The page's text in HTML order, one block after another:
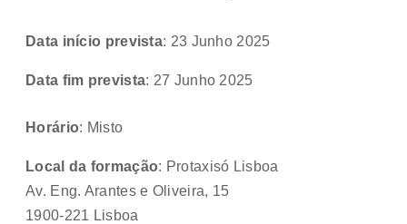
Data início prevista: 23 Junho 2025
Data fim prevista: 27 Junho 2025
Horário: Misto
Local da formação: Protaxisó Lisboa
Av. Eng. Arantes e Oliveira, 15
1900-221 Lisboa